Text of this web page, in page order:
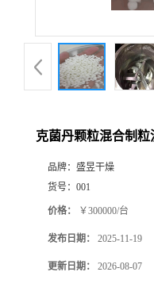
克菌丹颗粒混合制
品牌： 盛昱干燥
货号： 001
价格： ￥300000/台
发布日期： 2025-11-19
更新日期： 2026-08-07